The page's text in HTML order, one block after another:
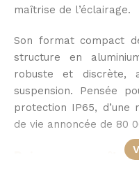
maîtrise de l’éclairage.
Son format compact
structure en
robuste et discrète,
suspension. Pensée
protection IP65, d’une
de vie annoncée de 80
Puissance